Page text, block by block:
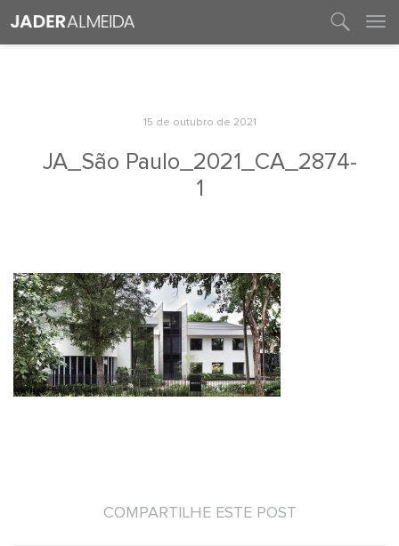
15 de outubro de 2021
JA_São Paulo_2021_CA_2874-
1
COMPARTILHE ESTE POST